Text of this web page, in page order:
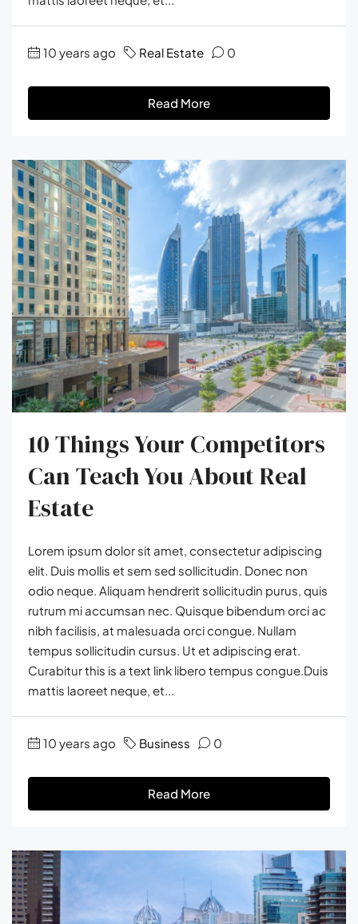
10 years ago Real Estate 0
Read More
10 Things Your Competitors
Can Teach You About Real
Estate
Lorem ipsum dolor sit amet, consectetur adipiscing
elit. Duis mollis et sem sed sollicitudin. Donec non
odio neque. Aliquam hendrerit sollicitudin purus, quis
rutrum mi accumsan nec. Quisque bibendum orci ac
nibh facilisis, at malesuada orci congue. Nullam
tempus sollicitudin cursus. Ut et adipiscing erat.
Curabitur this is a text link libero tempus congue.Duis
mattis laoreet neque, et...
10 years ago Business 0
Read More